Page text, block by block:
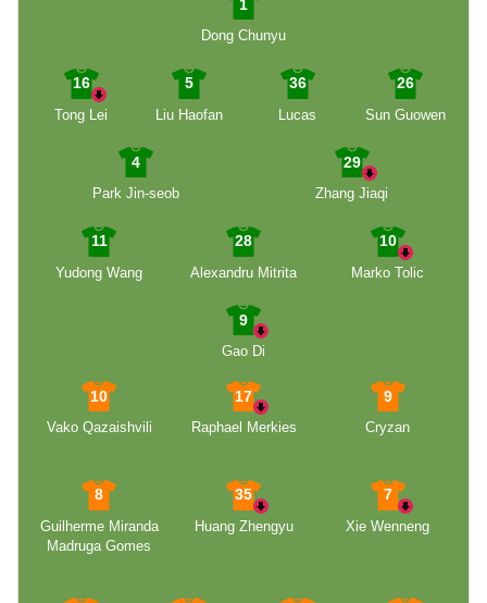
1
Dong Chunyu
16
Tong Lei
5
Liu Haofan
36
Lucas
26
Sun Guowen
4
Park Jin-seob
29
Zhang Jiaqi
11
Yudong Wang
28
Alexandru Mitrita
10
Marko Tolic
9
Gao Di
10
Vako Qazaishvili
17
Raphael Merkies
9
Cryzan
8
Guilherme Miranda
Madruga Gomes
35
Huang Zhengyu
7
Xie Wenneng